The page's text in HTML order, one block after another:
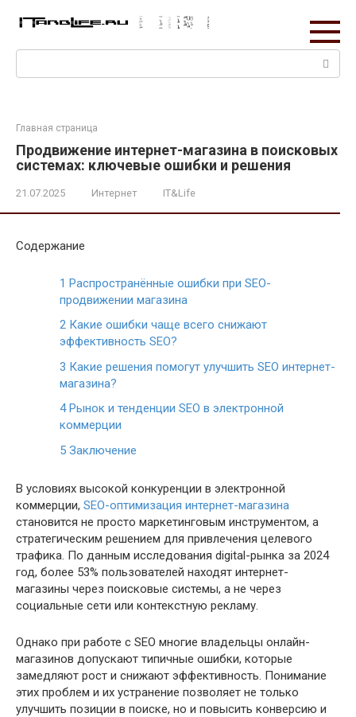
Поиск:
Главная страница
Продвижение интернет-магазина в поисковых
системах: ключевые ошибки и решения
21.07.2025 Интернет IT&Life
Содержание
1 Распространённые ошибки при SEO-
продвижении магазина
2 Какие ошибки чаще всего снижают
эффективность SEO?
3 Какие решения помогут улучшить SEO интернет-
магазина?
4Рынок и тенденции SEO в электронной
коммерции
5 Заключение
В условиях высокой конкуренции в электронной
коммерции, SEO-оптимизация интернет-магазина
становится не просто маркетинговым инструментом, а
стратегическим решением для привлечения целевого
трафика. По данным исследования digital-рынка за 2024
год, более 53% пользователей находят интернет-
магазины через поисковые системы, а не через
социальные сети или контекстную рекламу.
Однако при работе с SEO многие владельцы онлайн-
магазинов допускают типичные ошибки, которые
замедляют рост и снижают эффективность. Понимание
этих проблем и их устранение позволяет не только
улучшить позиции в поиске, но и повысить конверсию и